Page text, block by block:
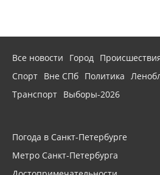
Все новости Город
Спорт Вне СПб Политика
Транспорт Выборы-2026
Погода в Санкт-Петербурге
Метро Санкт-Петербурга